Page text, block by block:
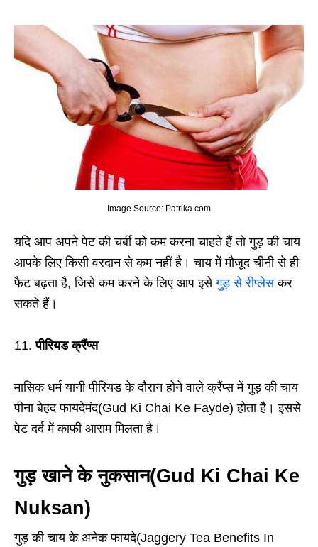
Image Source: Patrika.com
यदि आप अपने पेट की चर्बी को कम करना चाहते हैं तो गुड़ की चाय
आपके लिए किसी वरदान से कम नहीं है। चाय में मौजूद चीनी से ही
फैट बढ़ता है, जिसे कम करने के लिए आप इसेगुड़ से रीप्लेसकर
सकते हैं।
11.पीरियड क्रैंप्स
मासिक धर्म यानी पीरियड के दौरान होने वाले क्रैंप्स में गुड़ की चाय
पीना बेहद फायदेमंद(Gud Ki Chai Ke Fayde) होता है। इससे
पेट दर्द में काफी आराम मिलता है।
गुड़ खाने के नुकसान(Gud Ki Chai Ke
Nuksan)
गुड़ की चाय के अनेक फायदे(Jaggery Tea Benefits In